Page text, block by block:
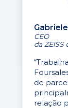
CEO
da ZEISS
de
relação